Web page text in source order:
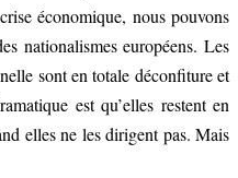
économique, nous pouvons
nationalismes européens. Les
sont en totale déconfiture et
est qu’elles restent en
elles ne les dirigent pas. Mais